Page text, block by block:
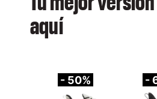
aquí
- 50% -